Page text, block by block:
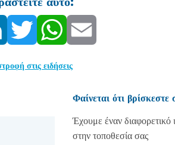
στις ειδήσεις
Φαίνεται ότι βρίσκεστε
Έχουμε έναν
στην τοποθεσία σας